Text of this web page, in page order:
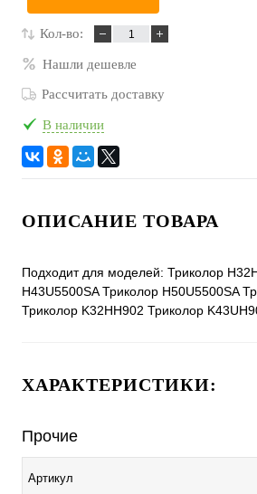
Кол-во:
Нашли дешевле
Рассчитать доставку
В наличии
ОПИСАНИЕ ТОВАРА
Подходит для моделей: Триколор
H43U5500SA Триколор H50U5500SA
Триколор K32HH902 Триколор
ХАРАКТЕРИСТИКИ:
Прочие
Артикул